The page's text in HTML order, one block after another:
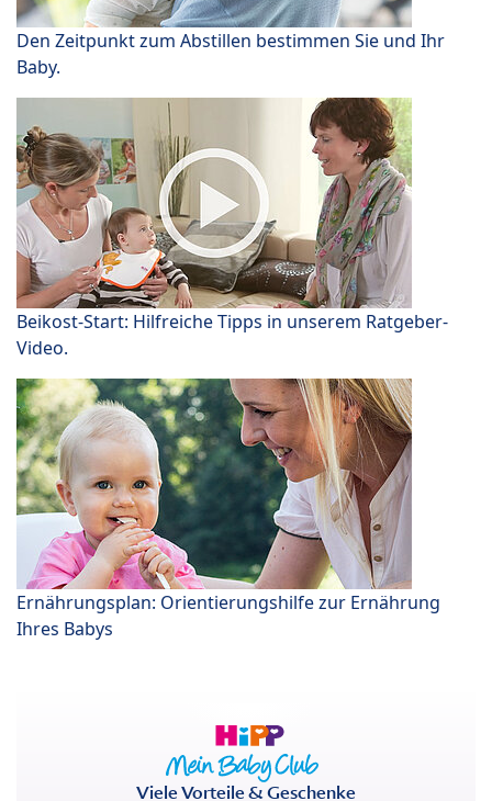
Den Zeitpunkt zum Abstillen bestimmen Sie und Ihr
Baby.
Beikost-Start: Hilfreiche Tipps in unserem Ratgeber-
Video.
Ernährungsplan: Orientierungshilfe zur Ernährung
Ihres Babys
Viele Vorteile & Geschenke